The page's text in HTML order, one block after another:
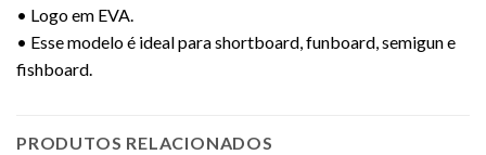
• Logo em EVA.
• Esse modelo é ideal para shortboard, funboard, semigun e
fishboard.
PRODUTOS RELACIONADOS